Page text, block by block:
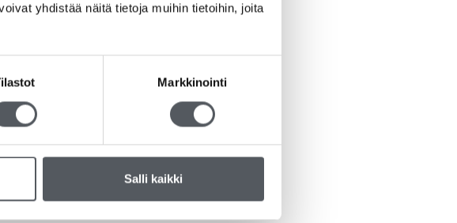
yhdistää näitä tietoja muihin tietoihin, joita
Markkinointi
Salli kaikki